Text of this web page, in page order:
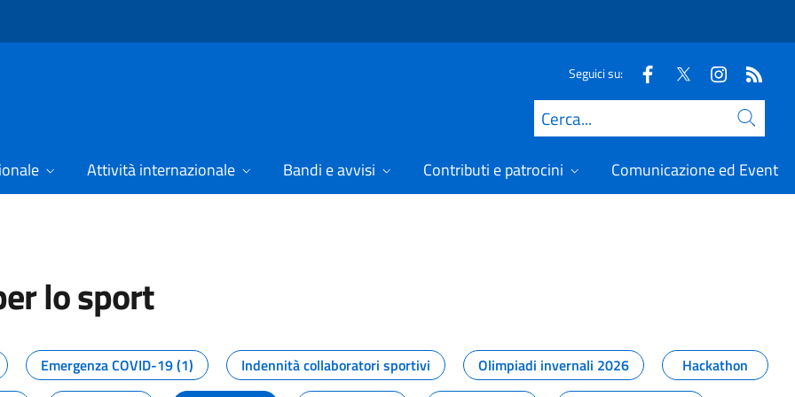
Seguici su:
Cerca
Attività internazionale Bandi e avvisi Contributi e patrocini Comunicazione ed Eventi
lo sport
dal Dipartimento per lo sport
Emergenza COVID-19 (1) Indennità collaboratori sportivi Olimpiadi invernali 2026
Hackathon